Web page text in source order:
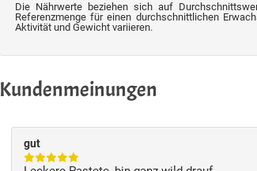
Die Nährwerte beziehen sich auf
Referenzmenge für einen durchschnittlichen
Aktivität und Gewicht variieren.
Kundenmeinungen
gut